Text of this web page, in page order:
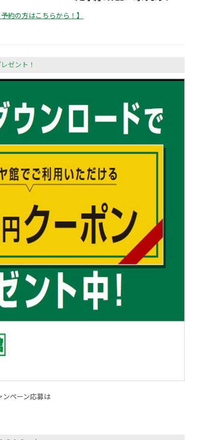
約の方はこちらから！】
ゼント！
ンペーン応募は